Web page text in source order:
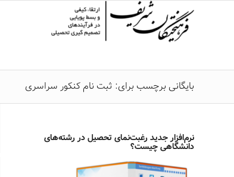
بایگانی برچسب برای: ثبت نام کنکور سراسری
نرم‌افزار جدید رغبت‌نمای تحصیل در رشته‌های
دانشگاهی چیست؟